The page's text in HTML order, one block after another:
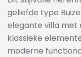
geliefde type
elegante villa met
klassieke
moderne